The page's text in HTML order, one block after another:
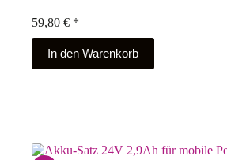
59,80 € *
In den Warenkorb